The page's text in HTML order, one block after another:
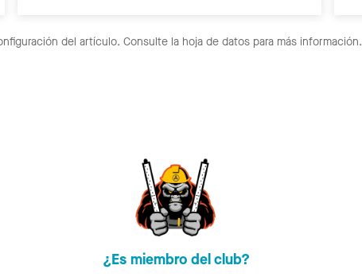
del artículo. Consulte la hoja de datos para más información.
¿Es miembro del club?